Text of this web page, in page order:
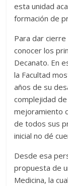
esta unidad
formación de
Para dar
conocer los
Decanato. En
la Facultad
años de su
complejidad
mejoramiento
de todos sus
inicial no dé
Desde esa
propuesta de
Medicina, la